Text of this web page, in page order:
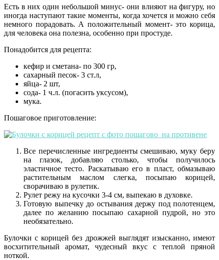
Есть в них один небольшой минус- они влияют на фигуру, но
иногда наступают такие моменты, когда хочется и можно себя
немного порадовать. А положительный момент- это корица,
для человека она полезна, особенно при простуде.
Понадобится для рецепта:
кефир и сметана- по 300 гр,
сахарный песок- 3 ст.л,
яйца- 2 шт,
сода- 1 ч.л. (погасить уксусом),
мука.
Пошаговое приготовление:
Все перечисленные ингредиенты смешиваю, муку беру
на глазок, добавляю столько, чтобы получилось
эластичное тесто. Раскатываю его в пласт, обмазываю
растительным маслом слегка, посыпаю корицей,
сворачиваю в рулетик.
Рулет режу на кусочки 3-4 см, выпекаю в духовке.
Готовую выпечку до остывания держу под полотенцем,
далее по желанию посыпаю сахарной пудрой, но это
необязательно.
Булочки с корицей без дрожжей выглядят изысканно, имеют
восхитительный аромат, чудесный вкус с теплой пряной
ноткой.